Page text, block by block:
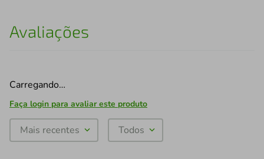
Avaliações
Carregando…
Faça login para avaliar este produto
Mais recentes Todos